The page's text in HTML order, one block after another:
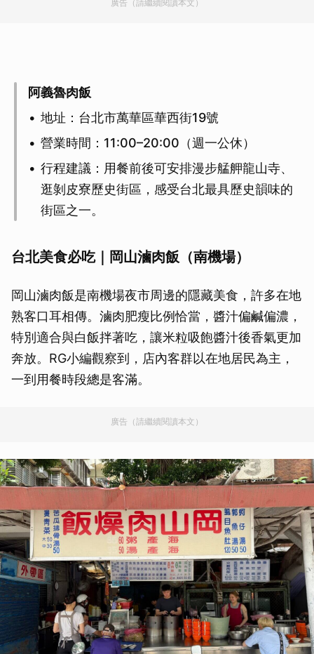
廣告（請繼續閱讀本文）
阿義魯肉飯
地址：台北市萬華區華西街19號
營業時間：11:00–20:00（週一公休）
行程建議：用餐前後可安排漫步艋舺龍山寺、
逛剝皮寮歷史街區，感受台北最具歷史韻味的
街區之一。
台北美食必吃｜岡山滷肉飯（南機場）
岡山滷肉飯是南機場夜市周邊的隱藏美食，許多在地
熟客口耳相傳。滷肉肥瘦比例恰當，醬汁偏鹹偏濃，
特別適合與白飯拌著吃，讓米粒吸飽醬汁後香氣更加
奔放。RG小編觀察到，店內客群以在地居民為主，
一到用餐時段總是客滿。
廣告（請繼續閱讀本文）